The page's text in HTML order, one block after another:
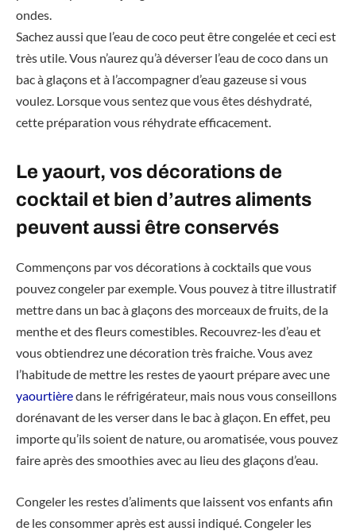
ondes.
Sachez aussi que l’eau de coco peut être congelée et ceci est
très utile. Vous n’aurez qu’à déverser l’eau de coco dans un
bac à glaçons et à l’accompagner d’eau gazeuse si vous
voulez. Lorsque vous sentez que vous êtes déshydraté,
cette préparation vous réhydrate efficacement.
Le yaourt, vos décorations de
cocktail et bien d’autres aliments
peuvent aussi être conservés
Commençons par vos décorations à cocktails que vous
pouvez congeler par exemple. Vous pouvez à titre illustratif
mettre dans un bac à glaçons des morceaux de fruits, de la
menthe et des fleurs comestibles. Recouvrez-les d’eau et
vous obtiendrez une décoration très fraiche. Vous avez
l’habitude de mettre les restes de yaourt prépare avec une
yaourtièredans le réfrigérateur, mais nous vous conseillons
dorénavant de les verser dans le bac à glaçon. En effet, peu
importe qu’ils soient de nature, ou aromatisée, vous pouvez
faire après des smoothies avec au lieu des glaçons d’eau.
Congeler les restes d’aliments que laissent vos enfants afin
de les consommer après est aussi indiqué. Congeler les